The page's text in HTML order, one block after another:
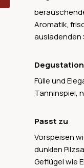
Aromatik,
ausladenden
Fülle und
Tanninspiel,
Passt zu
Vorspeisen
dunklen
Geflügel wie